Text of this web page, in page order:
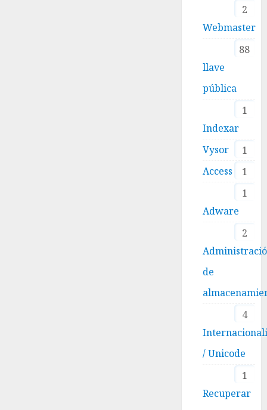
2
Webmaster
88
llave
pública
1
Indexar
1
Vysor
1
Access
1
Adware
2
de
4
/ Unicode
1
Recuperar